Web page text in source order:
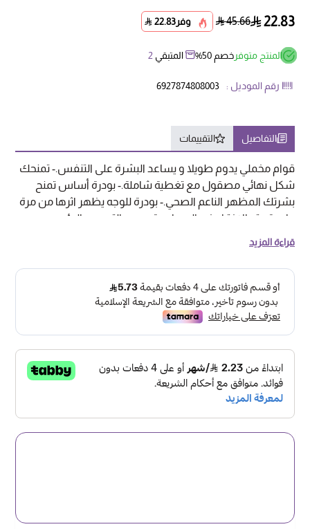
22.83
45.66 وفر22.83
المنتج متوفرخصم 50% المتبقي 2
رقم الموديل : 6927874808003
التفاصيل التقييمات
قوام مخملي يدوم طويلا و يساعد البشرة على التنفس.- تمنحك
شكل نهائي مصقول مع تغطية شاملة.- بودرة أساس تمنح
بشرتك المظهر الناعم الصحي.- بودرة للوجه يظهر اثرها من مرة
واحدة.- تم الاختبار ضد الحساسية وعدم التسبب بالرؤوس
العبوة بمرآه و اسنفجة لسهولة استخدامها بأي وقت
ومكانطريقة الاستخدام : تستخدم بواسطة الأسفنجة الخاصة
لبودرة الوجه بعد استخدامها على البشرة تعطيك تغطية مثالية
وبشرة مخملية خالية من العيوب لمكياج يدوم طول اليوم .
بودرة الوجه من كرستين - رقم 01
قراءة المزيد